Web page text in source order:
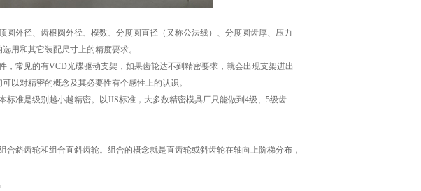
圆外径、齿根圆外径、模数、分度圆直径（又称公法线）、分度圆齿厚、压力
用和其它装配尺寸上的精度要求。
常见的有VCD光碟驱动支架，如果齿轮达不到精密要求，就会出现支架进出
以对精密的概念及其必要性有个感性上的认识。
准是级别越小越精密。以JIS标准，大多数精密模具厂只能做到4级、5级齿
斜齿轮和组合直斜齿轮。组合的概念就是直齿轮或斜齿轮在轴向上阶梯分布，